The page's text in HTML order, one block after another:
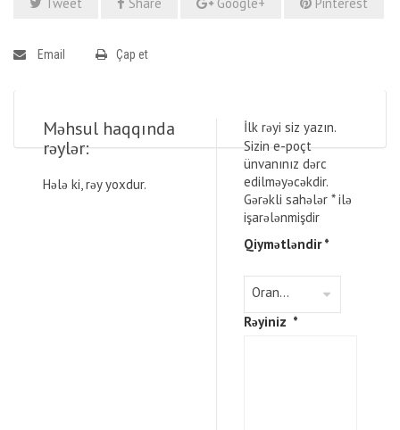
Tweet Share Google+ Pinterest
Email Çap et
Məhsul haqqında
rəylər:
Hələ ki, rəy yoxdur.
İlk rəyi siz yazın.
Sizin e-poçt
ünvanınız dərc
edilməyəcəkdir.
Gərəkli sahələr *ilə
işarələnmişdir
Qiymətləndir*
Rəyiniz *